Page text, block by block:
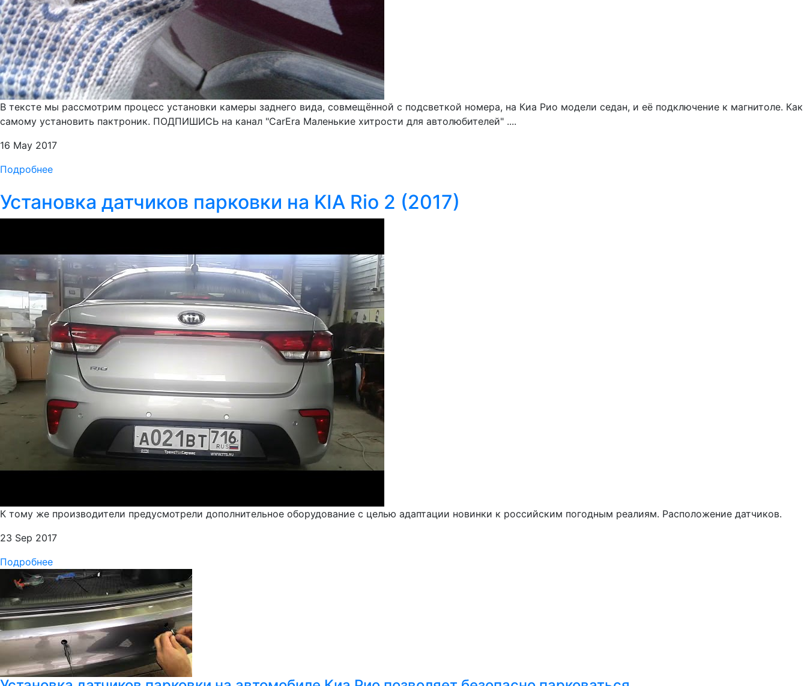
В тексте мы рассмотрим процесс установки камеры заднего вида, совмещённой с подсветкой номера, на Киа Рио модели седан, и её подключение к магнитоле. Как
самому установить пактроник. ПОДПИШИСЬ на канал "CarEra Маленькие хитрости для автолюбителей" ....
16 May 2017
Подробнее
Установка датчиков парковки на KIA Rio 2 (2017)
К тому же производители предусмотрели дополнительное оборудование с целью адаптации новинки к российским погодным реалиям. Расположение датчиков.
23 Sep 2017
Подробнее